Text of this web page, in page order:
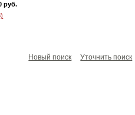
руб.
Новый поиск Уточнить поиск